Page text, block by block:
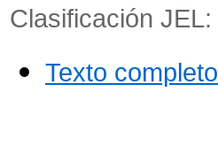
Clasificación JEL:
Texto completo